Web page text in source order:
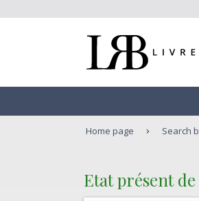
Home page Search
‎Etat présent